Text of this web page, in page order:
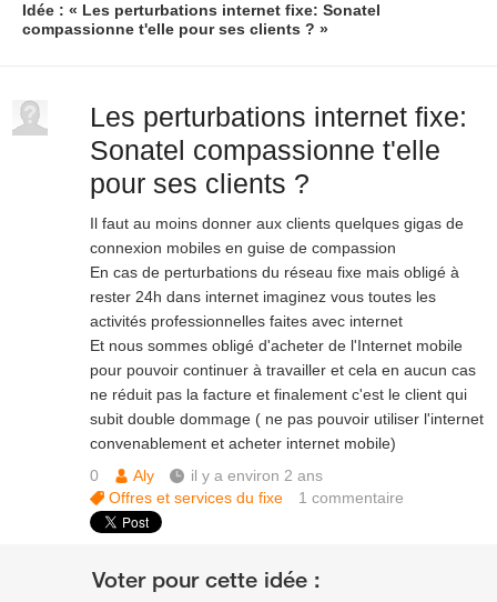
Idée : « Les perturbations internet fixe: Sonatel
compassionne t'elle pour ses clients ? »
Les perturbations internet fixe:
Sonatel compassionne t'elle
pour ses clients ?
Il faut au moins donner aux clients quelques gigas de
connexion mobiles en guise de compassion
En cas de perturbations du réseau fixe mais obligé à
rester 24h dans internet imaginez vous toutes les
activités professionnelles faites avec internet
Et nous sommes obligé d'acheter de l'Internet mobile
pour pouvoir continuer à travailler et cela en aucun cas
ne réduit pas la facture et finalement c'est le client qui
subit double dommage ( ne pas pouvoir utiliser l'internet
convenablement et acheter internet mobile)
0
Aly
il y a environ 2 ans
Offres et services du fixe
1commentaire